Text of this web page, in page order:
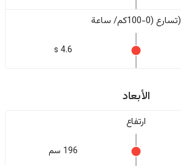
(تسارع (0-100كم/ ساعة
4.6 s
الأبعاد
ارتفاع
196 سم